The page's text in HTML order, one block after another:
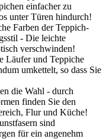
einfacher zu
unter Türen hindurch!
Farben der Teppich-
- Die leichte
verschwinden!
und Teppiche
umkettelt, so dass Sie
die Wahl - durch
finden Sie den
Flur und Küche!
sind
für ein angenehm